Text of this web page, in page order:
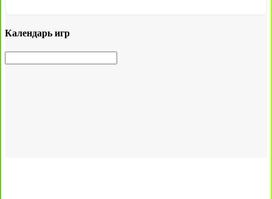
Календарь игр